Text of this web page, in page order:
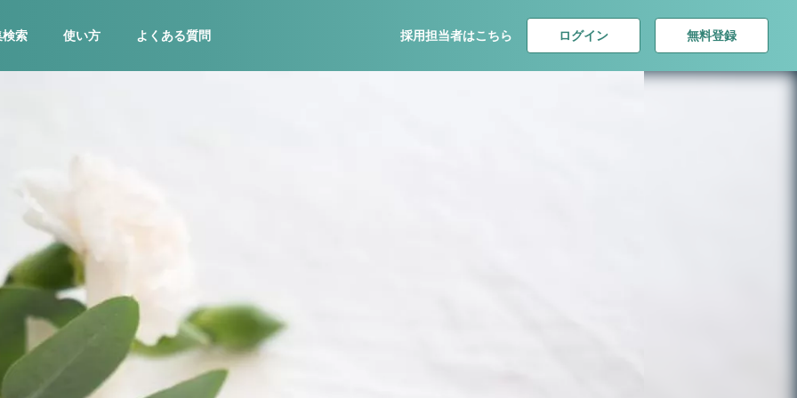
検索 使い方 よくある質問 採用担当者はこちら ログイン 無料登録